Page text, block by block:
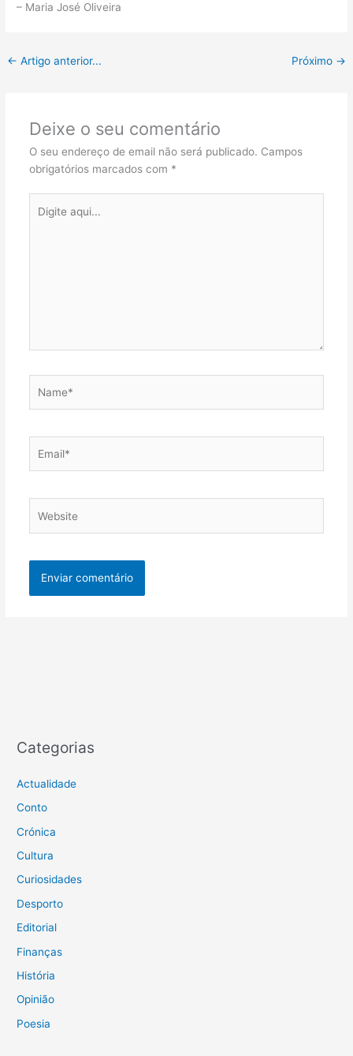
– Maria José Oliveira
← Artigo anterior... Próximo →
Deixe o seu comentário
O seu endereço de email não será publicado. Campos
obrigatórios marcados com *
aqui...
Categorias
Actualidade
Conto
Crónica
Cultura
Curiosidades
Desporto
Editorial
Finanças
História
Opinião
Poesia